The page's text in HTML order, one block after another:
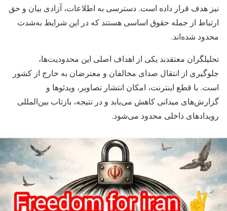
نیز هدف قرار داده است. دسترسی به اطلاعات، آزادی بیان و حق
ارتباط از جمله حقوق اساسی هستند که در این شرایط به‌شدت
محدود شده‌اند.
تحلیلگران معتقدند یکی از اهداف اصلی این محدودیت‌ها،
جلوگیری از انتقال صدای مخالفان و معترضان به خارج از کشور
است. با قطع اینترنت، امکان انتشار تصاویر، ویدئوها و
گزارش‌های میدانی کاهش می‌یابد و در نتیجه، بازتاب بین‌المللی
رویدادهای داخلی محدود می‌شود.